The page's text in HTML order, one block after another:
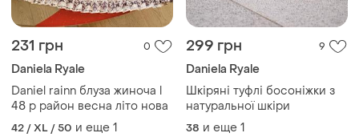
231 грн 0
Daniela Ryale
Daniel rainn блуза жиноча l
48 р район весна літо нова
42 / XL / 50 и еще 1
299 грн 9
Daniela Ryale
Шкіряні туфлі босоніжки з
натуральної шкіри
38 и еще 1